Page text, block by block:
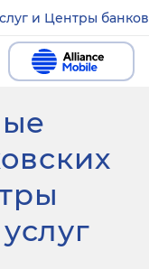
и Центры